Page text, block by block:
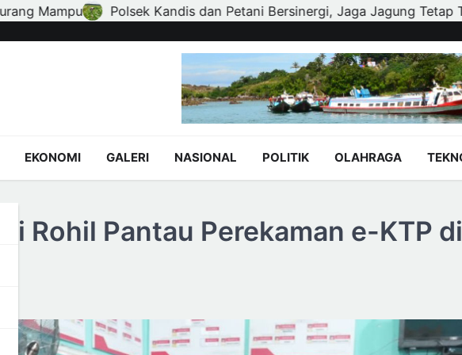
Bersinergi, Jaga Jagung Tetap Tumbuh untuk Ketahanan Pangan
EKONOMI GALERI NASIONAL POLITIK OLAHRAGA
Rohil Pantau Perekaman e-KTP di